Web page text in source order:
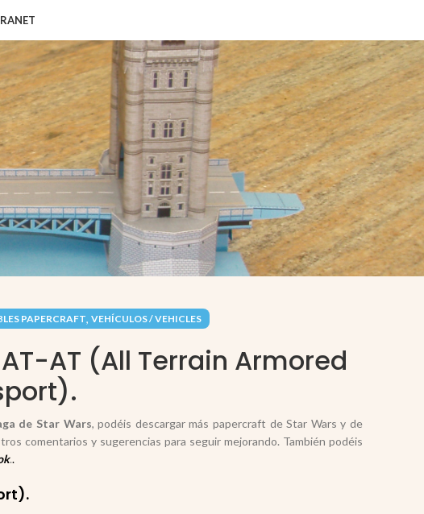
PAPERCRAFT,VEHÍCULOS / VEHICLES
AT (All Terrain Armored
de Star Wars, podéis descargar más papercraft de Star Wars y de
comentarios y sugerencias para seguir mejorando. También podéis
..